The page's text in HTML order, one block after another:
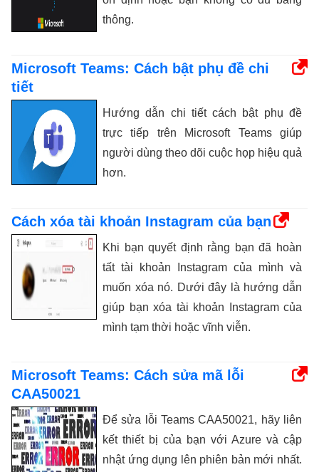
thông.
Microsoft Teams: Cách bật phụ đề chi
tiết
Hướng dẫn chi tiết cách bật phụ đề
trực tiếp trên Microsoft Teams giúp
người dùng theo dõi cuộc họp hiệu quả
hơn.
Cách xóa tài khoản Instagram của bạn
Khi bạn quyết định rằng bạn đã hoàn
tất tài khoản Instagram của mình và
muốn xóa nó. Dưới đây là hướng dẫn
giúp bạn xóa tài khoản Instagram của
mình tạm thời hoặc vĩnh viễn.
Microsoft Teams: Cách sửa mã lỗi
CAA50021
Để sửa lỗi Teams CAA50021, hãy liên
kết thiết bị của bạn với Azure và cập
nhật ứng dụng lên phiên bản mới nhất.